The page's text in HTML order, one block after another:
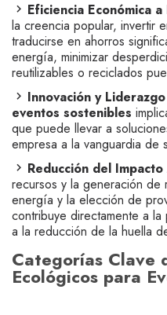
Eficiencia Económica
la creencia popular, invertir
traducirse en ahorros
energía, minimizar
reutilizables o reciclados
Innovación y
eventos sostenibles
que puede llevar a
empresa a la vanguardia de
Reducción del
recursos y la generación de
energía y la elección de
contribuye directamente a
a la reducción de la huella
Categorías Clave
Ecológicos para